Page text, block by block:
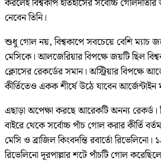
করলেই বিশ্বকাপ ইতিহাসের সর্বোচ্চ
নেবেন তিনি।
শুধু গোল নয়, বিশ্বকাপে সবচেয়ে বেশি ম্যাচ
মেসিকে। আলজেরিয়ার বিপক্ষে জয়টি ছিল
ক্লোসের রেকর্ডের সমান। অস্ট্রিয়ার বিপক্ষে
কীর্তিতেও একক শীর্ষে উঠে যাবেন আর্জেন্টাইন
এছাড়া অপেক্ষা করছে আরেকটি অনন্য রেকর্ড।
বাইরে থেকে সর্বোচ্চ পাঁচ গোল করার কীর্তি
মেসি ও ব্রাজিল কিংবদন্তি রবার্তো
রিভেলিনো দূরপাল্লার শটে পাঁচটি গোল